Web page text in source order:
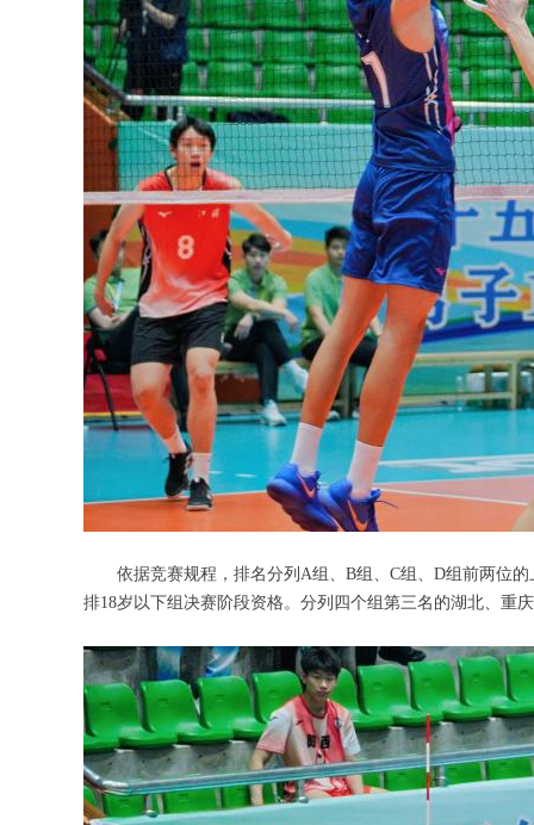
依据竞赛规程，排名分列A组、B组、C组、D组前两位的
排18岁以下组决赛阶段资格。分列四个组第三名的湖北、重